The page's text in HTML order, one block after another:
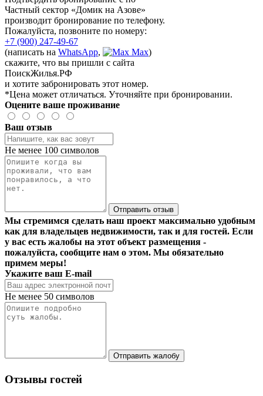
Частный сектор «Домик на Азове»
производит бронирование по телефону.
Пожалуйста, позвоните по номеру:
+7 (900) 247-49-67
(написать на WhatsApp, Max)
скажите, что вы пришли с сайта
ПоискЖилья.РФ
и хотите забронировать этот номер.
*Цена может отличаться. Уточняйте при бронировании.
Оцените ваше проживание
Ваш отзыв
Не менее 100 символов
Отправить отзыв
Мы стремимся сделать наш проект максимально удобным
как для владельцев недвижимости, так и для гостей. Если
у вас есть жалобы на этот объект размещения -
пожалуйста, сообщите нам о этом. Мы обязательно
примем меры!
Укажите ваш E-mail
Не менее 50 символов
Отправить жалобу
Отзывы гостей